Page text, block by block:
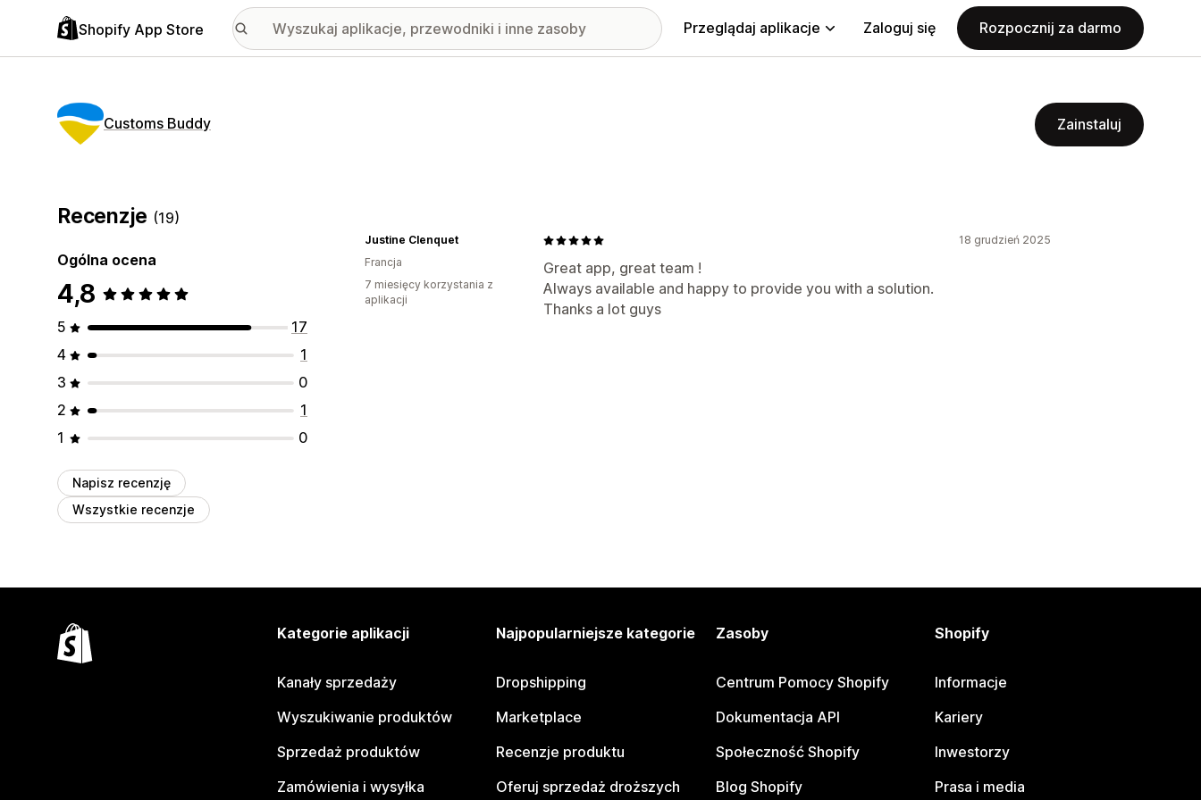
Shopify App Store Przeglądaj aplikacje Zaloguj się Rozpocznij za darmo
Customs Buddy Zainstaluj
Recenzje (19)
Ogólna ocena
4,8
5
17
4
1
3
0
2
1
1
0
Napisz recenzję
Wszystkie recenzje
18 grudzień 2025
Great app, great team !
Always available and happy to provide you with a solution.
Thanks a lot guys
Justine Clenquet
Francja
7 miesięcy korzystania z
aplikacji
Kategorie aplikacji
Kanały sprzedaży
Wyszukiwanie produktów
Sprzedaż produktów
Zamówienia i wysyłka
Najpopularniejsze kategorie
Dropshipping
Marketplace
Recenzje produktu
Oferuj sprzedaż droższych
Zasoby
Centrum Pomocy Shopify
Dokumentacja API
Społeczność Shopify
Blog Shopify
Shopify
Informacje
Kariery
Inwestorzy
Prasa i media